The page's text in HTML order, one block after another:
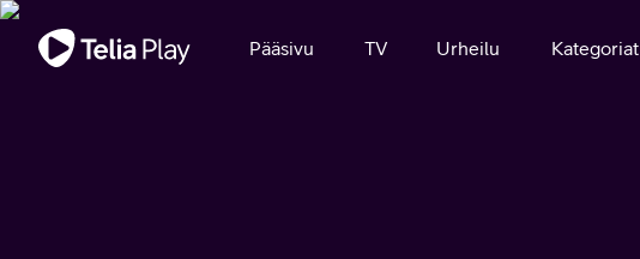
Tärkeä viesti
Pääsivu TV Urheilu Kategoriat